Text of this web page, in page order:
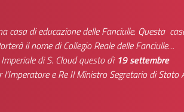
casa di educazione delle Fanciulle. Questa
il nome di Collegio Reale delle Fanciulle…
di S. Cloud questo dì 19 settembre
l’Imperatore e Re Il Ministro Segretario di Stato